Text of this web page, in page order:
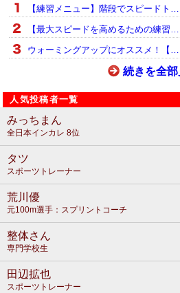
【練習メニュー】階段でスピードト…
【最大スピードを高めるための練習…
ウォーミングアップにオススメ！【…
続きを全部
人気投稿者一覧
みっちまん
全日本インカレ 8位
タツ
スポーツトレーナー
荒川優
元100m選手：スプリントコーチ
整体さん
専門学校生
田辺拡也
スポーツトレーナー